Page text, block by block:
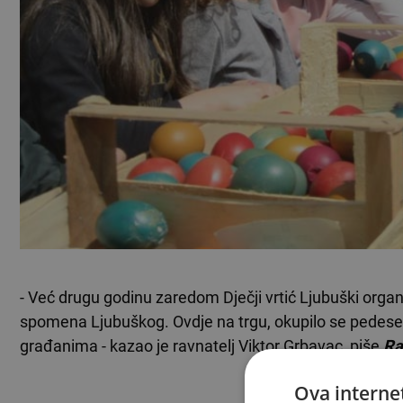
- Već drugu godinu zaredom Dječji vrtić Ljubuški
spomena Ljubuškog. Ovdje na trgu, okupilo se
građanima - kazao je ravnatelj Viktor Grbavac, piše
TEKST SE
Ova